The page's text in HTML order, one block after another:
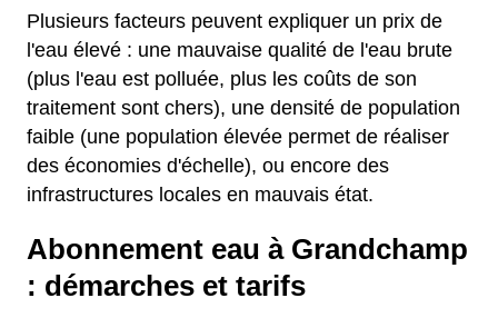
Plusieurs facteurs peuvent expliquer un prix de
l'eau élevé : une mauvaise qualité de l'eau brute
(plus l'eau est polluée, plus les coûts de son
traitement sont chers), une densité de population
faible (une population élevée permet de réaliser
des économies d'échelle), ou encore des
infrastructures locales en mauvais état.
Abonnement eau à Grandchamp
: démarches et tarifs